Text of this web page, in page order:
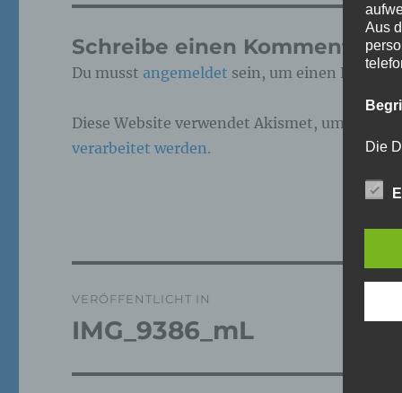
Schreibe einen Kommentar
Du musst angemeldet sein, um einen
Diese Website verwendet Akismet, um Spam
verarbeitet werden.
VERÖFFENTLICHT IN
IMG_9386_mL
Aus
Die
dies
Wir